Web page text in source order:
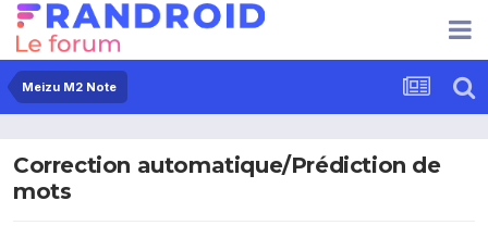
Meizu M2 Note
Correction automatique/Prédiction de
mots